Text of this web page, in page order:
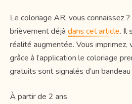
Le coloriage AR, vous connaissez
brièvement déjà dans cet article. Il
réalité augmentée. Vous
grâce à l’application le coloriage
gratuits sont signalés d’un bandeau
À partir de 2 ans